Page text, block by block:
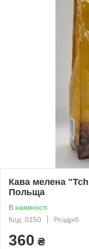
Кава мелена
Польща
В наявності
Код: 0150
Роздріб
360 ₴